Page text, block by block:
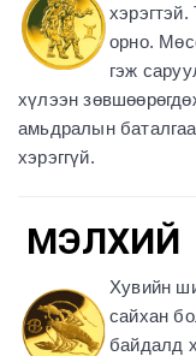
орно.
гэж
хүлээн
амьдралын
хэрэггүй.
МЭЛХИЙ
Хувийн
сайхан
байдалд